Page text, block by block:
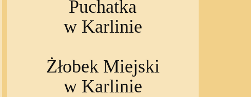
Puchatka
w Karlinie
Żłobek Miejski
w Karlinie